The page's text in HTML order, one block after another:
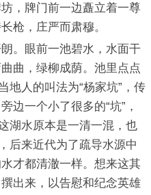
，牌门前一边矗立着一尊
枪，庄严而肃穆。
眼前一池碧水，水面干
曲，绿柳成荫。池里点点
地人的叫法为“杨家坑”，传
边一个小了很多的“坑”，
湖水原本是一清一混，也
后来近代为了疏导水源中
才都清澈一样。想来这其
出来，以告慰和纪念英雄